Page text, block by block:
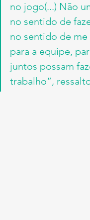
no jogo(...) Não
no sentido de
no sentido de
para a equipe,
juntos possam
trabalho”,